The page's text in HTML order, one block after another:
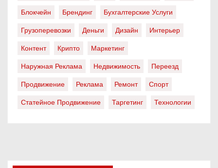
Блокчейн
Брендинг
Бухгалтерские Услуги
Грузоперевозки
Деньги Дизайн
Интерьер
Контент
Крипто
Маркетинг
Наружная Реклама
Недвижимость
Переезд
Продвижение
Реклама Ремонт
Спорт
Статейное Продвижение
Таргетинг Технологии